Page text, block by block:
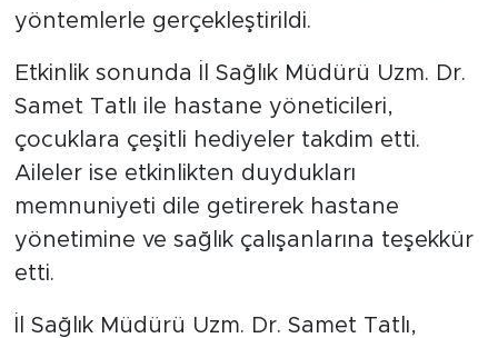
yöntemlerle gerçekleştirildi.
Etkinlik sonunda İl Sağlık Müdürü Uzm. Dr.
Samet Tatlı ile hastane yöneticileri,
çocuklara çeşitli hediyeler takdim etti.
Aileler ise etkinlikten duydukları
memnuniyeti dile getirerek hastane
yönetimine ve sağlık çalışanlarına teşekkür
etti.
İl Sağlık Müdürü Uzm. Dr. Samet Tatlı,